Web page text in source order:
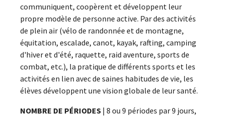
communiquent, coopèrent et développent leur
propre modèle de personne active. Par des activités
de plein air (vélo de randonnée et de montagne,
équitation, escalade, canot, kayak, rafting, camping
d'hiver et d'été, raquette, raid aventure, sports de
combat, etc.), la pratique de différents sports et les
activités en lien avec de saines habitudes de vie, les
élèves développent une vision globale de leur santé.
NOMBRE DE PÉRIODES | 8 ou 9 périodes par 9 jours,